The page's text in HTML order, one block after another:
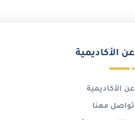
عن الأكاديمية
عن الأكاديمية
تواصل معنا